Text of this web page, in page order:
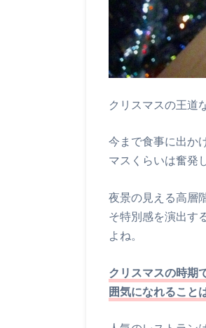
クリスマスの王道
今まで食事に出か
マスくらいは奮発
夜景の見える高層
そ特別感を演出す
よね。
クリスマスの時期
囲気になれること